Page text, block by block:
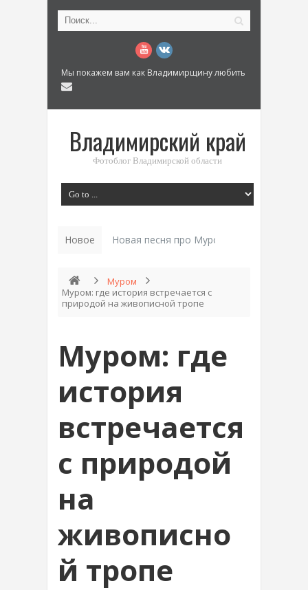
Мы покажем вам как Владимирщину любить
Владимирский край
Фотоблог Владимирской области
Новое Новая песня про Муром: «Былинный
Муром
Муром: где история встречается с
природой на живописной тропе
Муром: где
история
встречается
с природой
на
живописно
й тропе